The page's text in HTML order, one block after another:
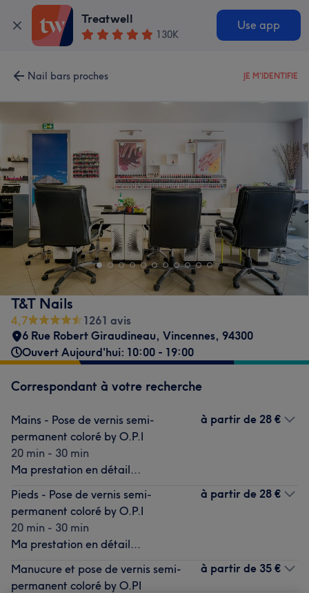
Treatwell
130K
Use app
Nail bars proches JE M'IDENTIFIE
T&T Nails
4,7
1261 avis
6 Rue Robert Giraudineau, Vincennes, 94300
Ouvert Aujourd'hui: 10:00 - 19:00
Correspondant à votre recherche
Mains - Pose de vernis semi-
permanent coloré by O.P.I
20 min - 30 min
Ma prestation en détail...
à partir de 28 €
Pieds - Pose de vernis semi-
permanent coloré by O.P.I
20 min - 30 min
Ma prestation en détail...
à partir de 28 €
Manucure et pose de vernis semi-
permanent coloré by O.PI
à partir de 35 €